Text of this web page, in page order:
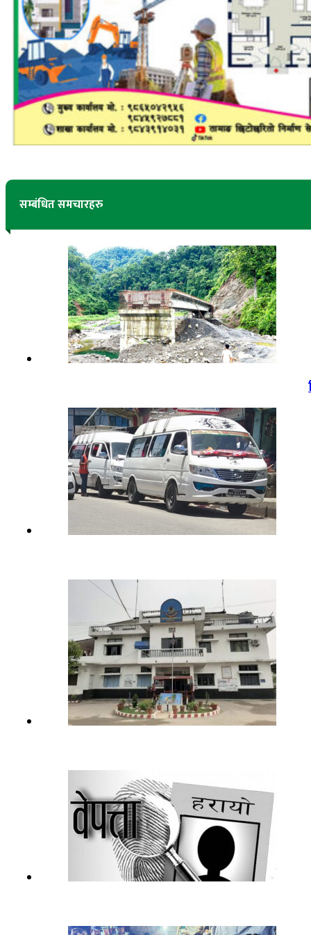
सम्बंधित समचारहरु